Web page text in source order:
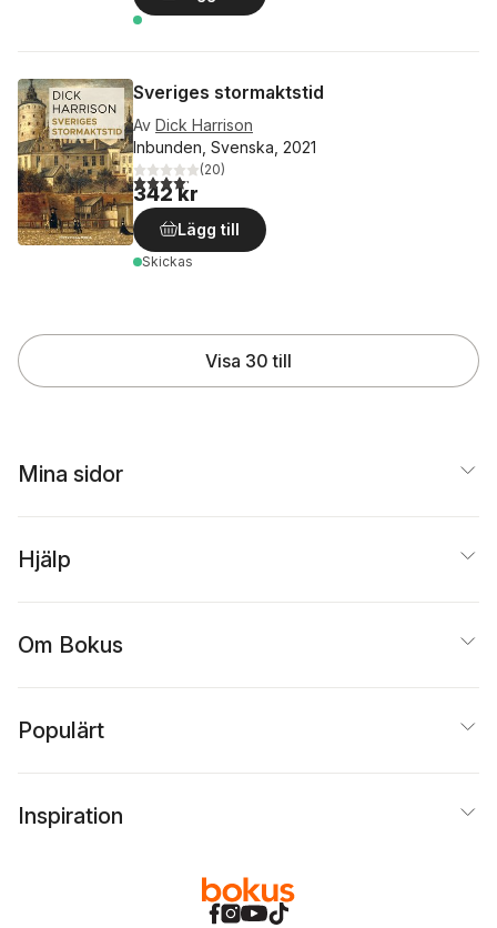
Sveriges stormaktstid
Av Dick Harrison
Inbunden, Svenska, 2021
4,2utav 5 stjärnor. Totalt antal röster:
(20)
342 kr
Lägg till
Skickas
Visa 30 till
Mina sidor
Hjälp
Om Bokus
Populärt
Inspiration